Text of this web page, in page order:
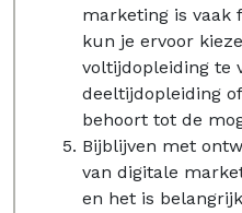
marketing is vaak
kun je ervoor
voltijdopleiding te
deeltijdopleiding
behoort tot de
Bijblijven met
van digitale
en het is